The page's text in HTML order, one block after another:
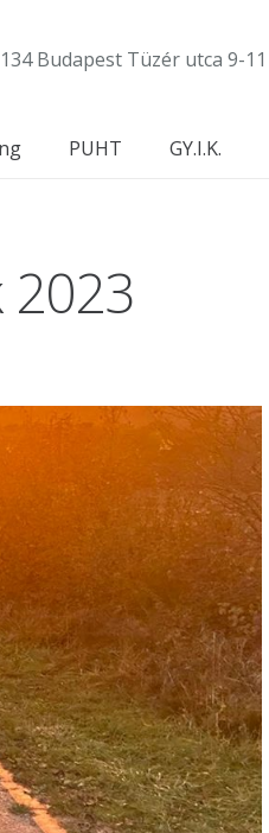
Budapest Tüzér utca 9-11
PUHT GY.I.K.
2023